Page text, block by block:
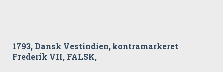
1793, Dansk Vestindien, kontramarkeret
Frederik VII, FALSK,